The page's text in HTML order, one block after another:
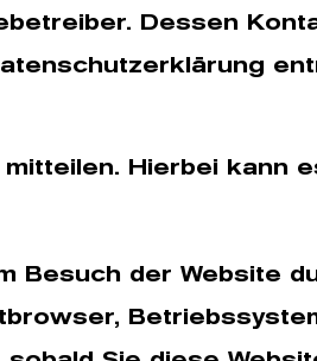
Dessen
Hierbei kann
Besuch der Website